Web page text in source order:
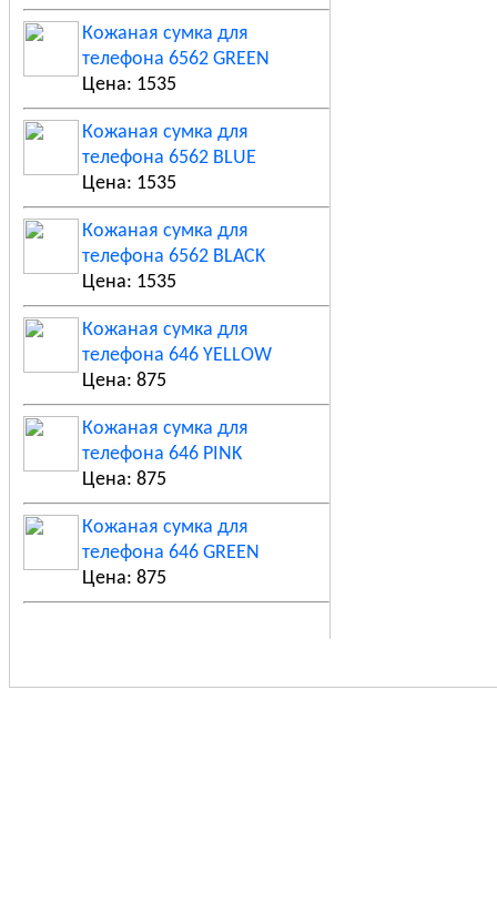
Кожаная сумка для
телефона 6562 GREEN
Цена: 1535
Кожаная сумка для
телефона 6562 BLUE
Цена: 1535
Кожаная сумка для
телефона 6562 BLACK
Цена: 1535
Кожаная сумка для
телефона 646 YELLOW
Цена: 875
Кожаная сумка для
телефона 646 PINK
Цена: 875
Кожаная сумка для
телефона 646 GREEN
Цена: 875